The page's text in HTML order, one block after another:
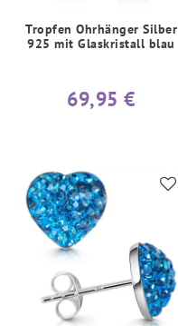
Tropfen Ohrhänger Silber
925 mit Glaskristall blau
69,95 €